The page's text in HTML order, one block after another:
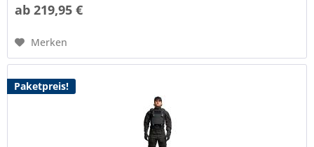
ab 219,95 €
Merken
Paketpreis!